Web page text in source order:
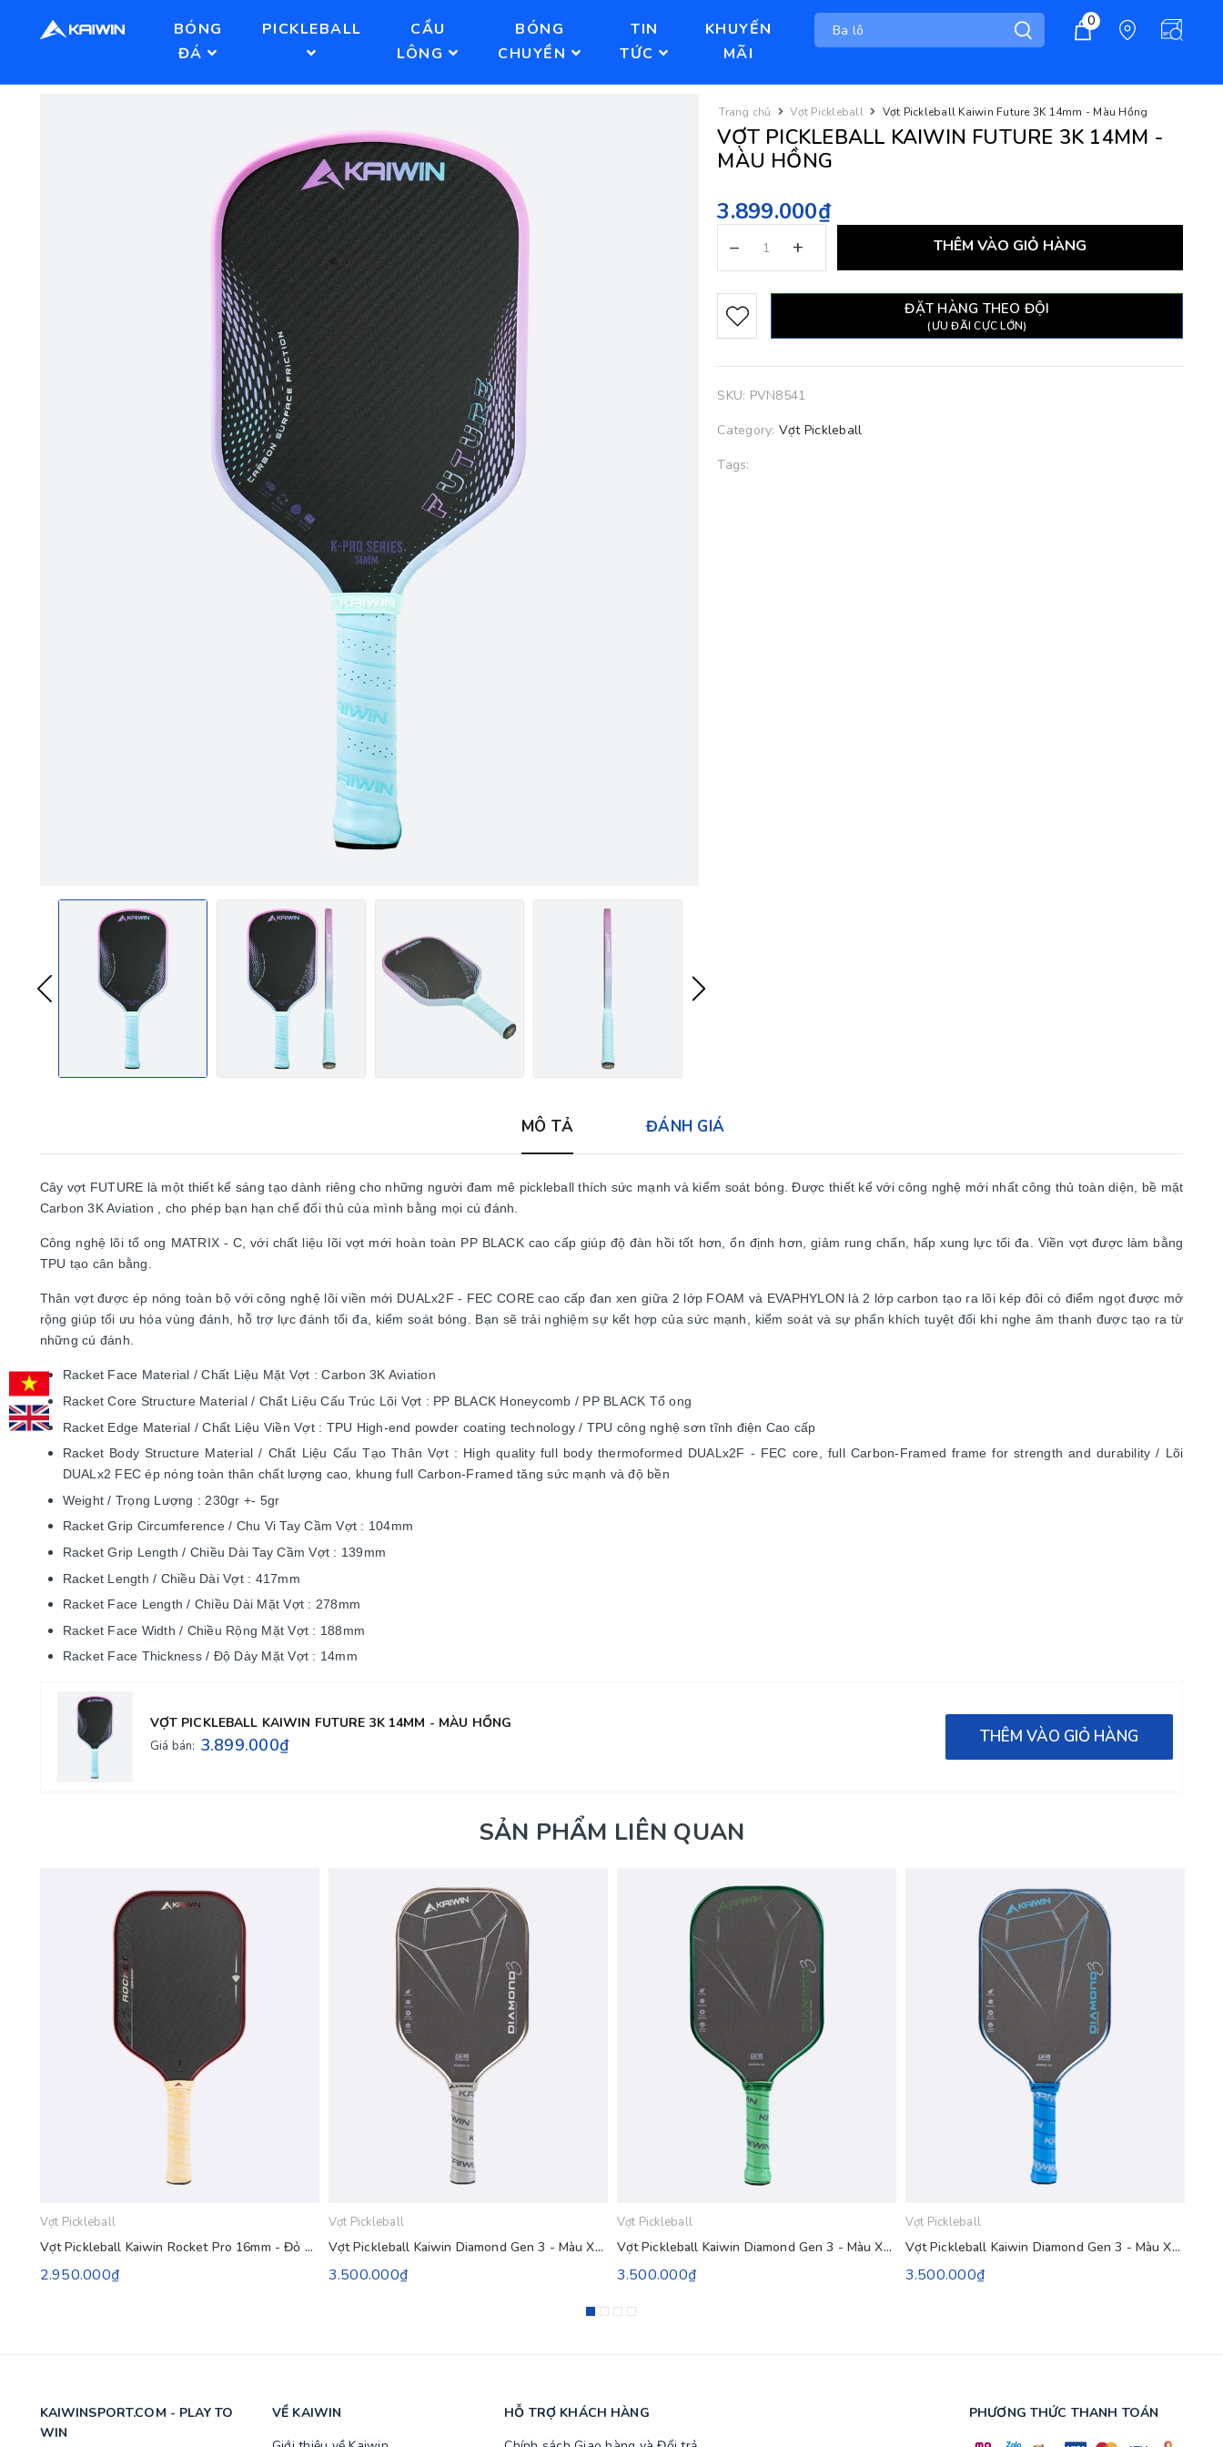
BÓNG
ĐÁ
PICKLEBALL
CẦU
LÔNG
BÓNG
CHUYỀN
TIN
TỨC
KHUYẾN
MÃI
0
Trang chủ Vợt Pickleball Vợt Pickleball Kaiwin Future 3K 14mm - Màu Hồng
VỢT PICKLEBALL KAIWIN FUTURE 3K 14MM -
MÀU HỒNG
3.899.000₫
– + THÊM VÀO GIỎ HÀNG
ĐẶT HÀNG THEO ĐỘI
(ƯU ĐÃI CỰC LỚN)
SKU: PVN8541
Category: Vợt Pickleball
Tags:
MÔ TẢ ĐÁNH GIÁ
Cây vợt FUTURE là một thiết kế sáng tạo dành riêng cho những người đam mê pickleball thích sức mạnh và kiểm soát bóng. Được thiết kế với công nghệ mới nhất công thủ toàn diện, bề mặt
Carbon 3K Aviation , cho phép bạn hạn chế đối thủ của mình bằng mọi cú đánh.
Công nghệ lõi tổ ong MATRIX - C, với chất liệu lõi vợt mới hoàn toàn PP BLACK cao cấp giúp độ đàn hồi tốt hơn, ổn định hơn, giảm rung chấn, hấp xung lực tối đa. Viền vợt được làm bằng
TPU tạo cân bằng.
Thân vợt được ép nóng toàn bộ với công nghệ lõi viền mới DUALx2F - FEC CORE cao cấp đan xen giữa 2 lớp FOAM và EVAPHYLON là 2 lớp carbon tạo ra lõi kép đôi có điểm ngọt được mở
rộng giúp tối ưu hóa vùng đánh, hỗ trợ lực đánh tối đa, kiểm soát bóng. Bạn sẽ trải nghiệm sự kết hợp của sức mạnh, kiểm soát và sự phấn khích tuyệt đối khi nghe âm thanh được tạo ra từ
những cú đánh.
Racket Face Material / Chất Liệu Mặt Vợt : Carbon 3K Aviation
Racket Core Structure Material / Chất Liệu Cấu Trúc Lõi Vợt : PP BLACK Honeycomb / PP BLACK Tổ ong
Racket Edge Material / Chất Liệu Viền Vợt : TPU High-end powder coating technology / TPU công nghệ sơn tĩnh điện Cao cấp
Racket Body Structure Material / Chất Liệu Cấu Tạo Thân Vợt : High quality full body thermoformed DUALx2F - FEC core, full Carbon-Framed frame for strength and durability / Lõi
DUALx2 FEC ép nóng toàn thân chất lượng cao, khung full Carbon-Framed tăng sức mạnh và độ bền
Weight / Trọng Lượng : 230gr +- 5gr
Racket Grip Circumference / Chu Vi Tay Cầm Vợt : 104mm
Racket Grip Length / Chiều Dài Tay Cầm Vợt : 139mm
Racket Length / Chiều Dài Vợt : 417mm
Racket Face Length / Chiều Dài Mặt Vợt : 278mm
Racket Face Width / Chiều Rộng Mặt Vợt : 188mm
Racket Face Thickness / Độ Dày Mặt Vợt : 14mm
VỢT PICKLEBALL KAIWIN FUTURE 3K 14MM - MÀU HỒNG
Giá bán: 3.899.000₫ THÊM VÀO GIỎ HÀNG
SẢN PHẨM LIÊN QUAN
Vợt Pickleball
Vợt Pickleball Kaiwin Rocket Pro 16mm - Đỏ Vàng Be
2.950.000₫
Vợt Pickleball
Vợt Pickleball Kaiwin Diamond Gen 3 - Màu Xám
3.500.000₫
Vợt Pickleball
Vợt Pickleball Kaiwin Diamond Gen 3 - Màu Xanh Lá
3.500.000₫
Vợt Pickleball
Vợt Pickleball Kaiwin Diamond Gen 3 - Màu Xanh Coban
3.500.000₫
KAIWINSPORT.COM - PLAY TO
WIN
VỀ KAIWIN
HỖ TRỢ KHÁCH HÀNG
PHƯƠNG THỨC THANH TOÁN